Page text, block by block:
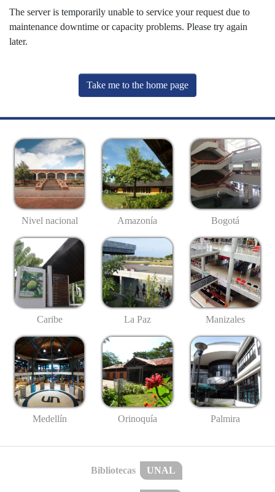
The server is temporarily unable to service your request due to
maintenance downtime or capacity problems. Please try again
later.
Take me to the home page
Nivel nacional Amazonía Bogotá
Caribe La Paz Manizales
Medellín Orinoquía Palmira
Bibliotecas UNAL